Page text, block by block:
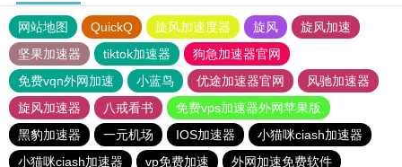
网站地图 QuickQ 旋风加速度器 旋风
旋风加速
坚果加速器
tiktok加速器
狗急加速器官网
免费vqn外网加速
小蓝鸟 优途加速器官网
风驰加速器
旋风加速器
八戒看书
免费vps加速器外网苹果版
黑豹加速器
一元机场 IOS加速器
小猫咪ciash加速器
小猫咪ciash加速器
vp免费加速 外网加速免费软件